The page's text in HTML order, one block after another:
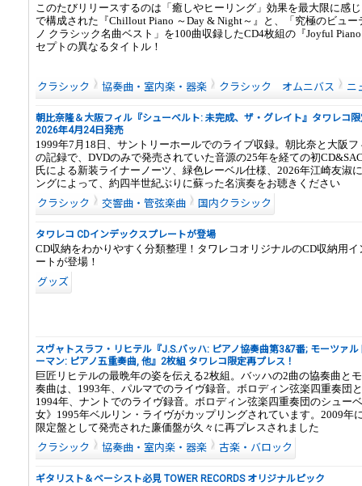
このたびリリースするのは「癒しやヒーリング」効果を最大限に感
で構成された『Chillout Piano ～Day & Night～』と、「究極のビュー
ノ クラシック名曲ベスト」を100曲収録したCD4枚組の『Joyful
セプトの異なるタイトル！
クラシック 協奏曲・室内楽・器楽 クラシック オムニバス ニ
朝比奈隆＆大阪フィル『シューベルト: 未完成、ザ・グレイト』タワレコ限
2026年4月24日発売
1999年7月18日、サントリーホールでのライブ収録。朝比奈と大阪
の記録で、DVDのみで発売されていた音源の25年を経ての初
氏による新装ライナーノーツ、緑色レーベル仕様、2026年江崎友淑
ングによって、約四半世紀ぶりに蘇った名演奏をお聴きください
クラシック
交響曲・管弦楽曲 国内クラシック
タワレコ CDインデックスプレートが登場
CD収納をわかりやすく分類整理！タワレコオリジナルのCD収納用
ートが登場！
グッズ
スヴャトスラフ・リヒテル『J.S.バッハ: ピアノ協奏曲第3&7番; モーツァ
ーマン: ピアノ五重奏曲, 他』2枚組 タワレコ限定再プレス！
巨匠リヒテルの最晩年の姿を伝える2枚組。バッハの2曲の協奏曲と
奏曲は、1993年、パルマでのライヴ録音。ボロディン弦楽四重奏団
1994年、ナントでのライヴ録音。ボロディン弦楽四重奏団のシュー
女》1995年ベルリン・ライヴがカップリングされています。2009年
限定盤として発売された廉価盤が久々に再プレスされました
クラシック
協奏曲・室内楽・器楽 古楽・バロック
ギタリスト＆ベーシスト必見 TOWER RECORDS オリジナルピック